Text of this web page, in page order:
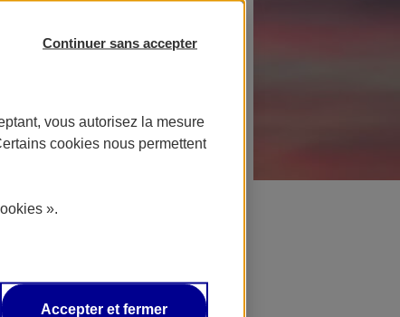
Continuer sans accepter
vous autorisez la mesure
cookies nous permettent
».
Accepter et fermer
bas de chez
Si ce